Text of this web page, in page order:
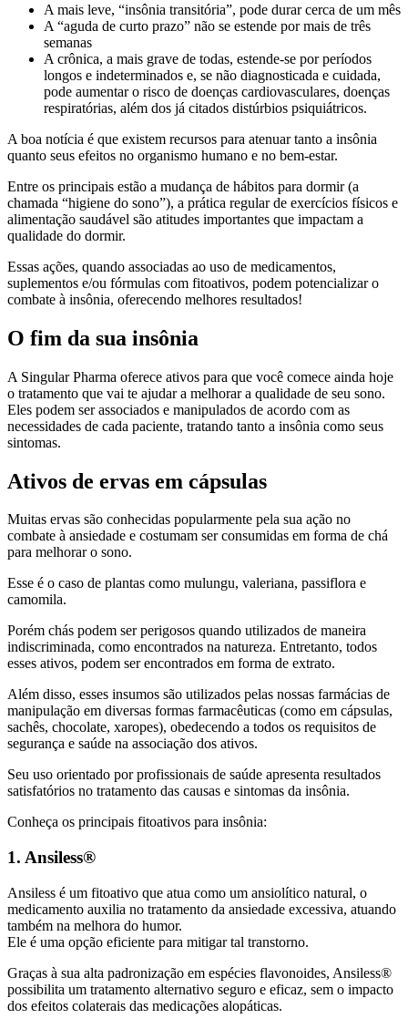
A mais leve, “insônia transitória”, pode durar cerca de um mês
A “aguda de curto prazo” não se estende por mais de três
semanas
A crônica, a mais grave de todas, estende-se por períodos
longos e indeterminados e, se não diagnosticada e cuidada,
pode aumentar o risco de doenças cardiovasculares, doenças
respiratórias, além dos já citados distúrbios psiquiátricos.
A boa notícia é que existem recursos para atenuar tanto a insônia
quanto seus efeitos no organismo humano e no bem-estar.
Entre os principais estão a mudança de hábitos para dormir (a
chamada “higiene do sono”), a prática regular de exercícios físicos e
alimentação saudável são atitudes importantes que impactam a
qualidade do dormir.
Essas ações, quando associadas ao uso de medicamentos,
suplementos e/ou fórmulas com fitoativos, podem potencializar o
combate à insônia, oferecendo melhores resultados!
O fim da sua insônia
A Singular Pharma oferece ativos para que você comece ainda hoje
o tratamento que vai te ajudar a melhorar a qualidade de seu sono.
Eles podem ser associados e manipulados de acordo com as
necessidades de cada paciente, tratando tanto a insônia como seus
sintomas.
Ativos de ervas em cápsulas
Muitas ervas são conhecidas popularmente pela sua ação no
combate à ansiedade e costumam ser consumidas em forma de chá
para melhorar o sono.
Esse é o caso de plantas como mulungu, valeriana, passiflora e
camomila.
Porém chás podem ser perigosos quando utilizados de maneira
indiscriminada, como encontrados na natureza. Entretanto, todos
esses ativos, podem ser encontrados em forma de extrato.
Além disso, esses insumos são utilizados pelas nossas farmácias de
manipulação em diversas formas farmacêuticas (como em cápsulas,
sachês, chocolate, xaropes), obedecendo a todos os requisitos de
segurança e saúde na associação dos ativos.
Seu uso orientado por profissionais de saúde apresenta resultados
satisfatórios no tratamento das causas e sintomas da insônia.
Conheça os principais fitoativos para insônia:
1. Ansiless®
Ansiless é um fitoativo que atua como um ansiolítico natural, o
medicamento auxilia no tratamento da ansiedade excessiva, atuando
também na melhora do humor.
Ele é uma opção eficiente para mitigar tal transtorno.
Graças à sua alta padronização em espécies flavonoides, Ansiless®
possibilita um tratamento alternativo seguro e eficaz, sem o impacto
dos efeitos colaterais das medicações alopáticas.